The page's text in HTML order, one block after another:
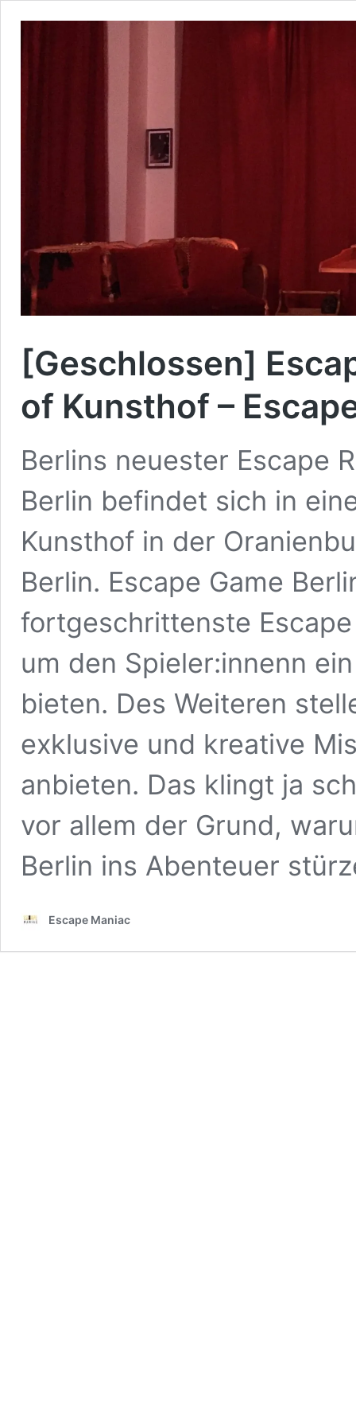
[Geschlossen]
of Kunsthof –
Berlins neuester Escape
Berlin befindet sich in
Kunsthof in der
Berlin. Escape Game
fortgeschrittenste
um den Spieler:innenn
bieten. Des Weiteren
exklusive und kreative
anbieten. Das klingt ja
vor allem der Grund,
Berlin ins Abenteuer
Escape Maniac